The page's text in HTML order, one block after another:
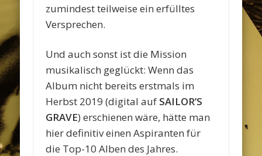
zumindest teilweise ein erfülltes
Versprechen.
Und auch sonst ist die Mission
musikalisch geglückt: Wenn das
Album nicht bereits erstmals im
Herbst 2019 (digital auf SAILOR’S
GRAVE) erschienen wäre, hätte man
hier definitiv einen Aspiranten für
die Top-10 Alben des Jahres.